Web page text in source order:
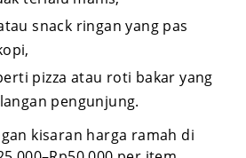
snack ringan yang pas
pizza atau roti bakar yang
pengunjung.
kisaran harga ramah di